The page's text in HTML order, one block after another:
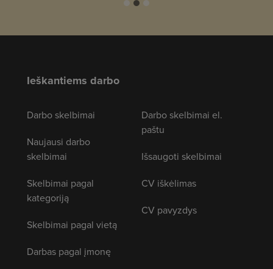
Ieškantiems darbo
Darbo skelbimai
Naujausi darbo
skelbimai
Skelbimai pagal
kategoriją
Skelbimai pagal vietą
Darbas pagal įmonę
Darbo skelbimai el.
paštu
Išsaugoti skelbimai
CV iškėlimas
CV pavyzdys